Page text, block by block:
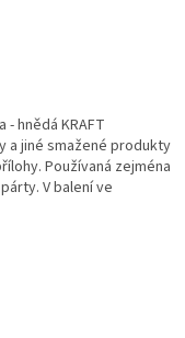
hnědá KRAFT
a jiné smažené produkty
Používaná zejména
V balení ve